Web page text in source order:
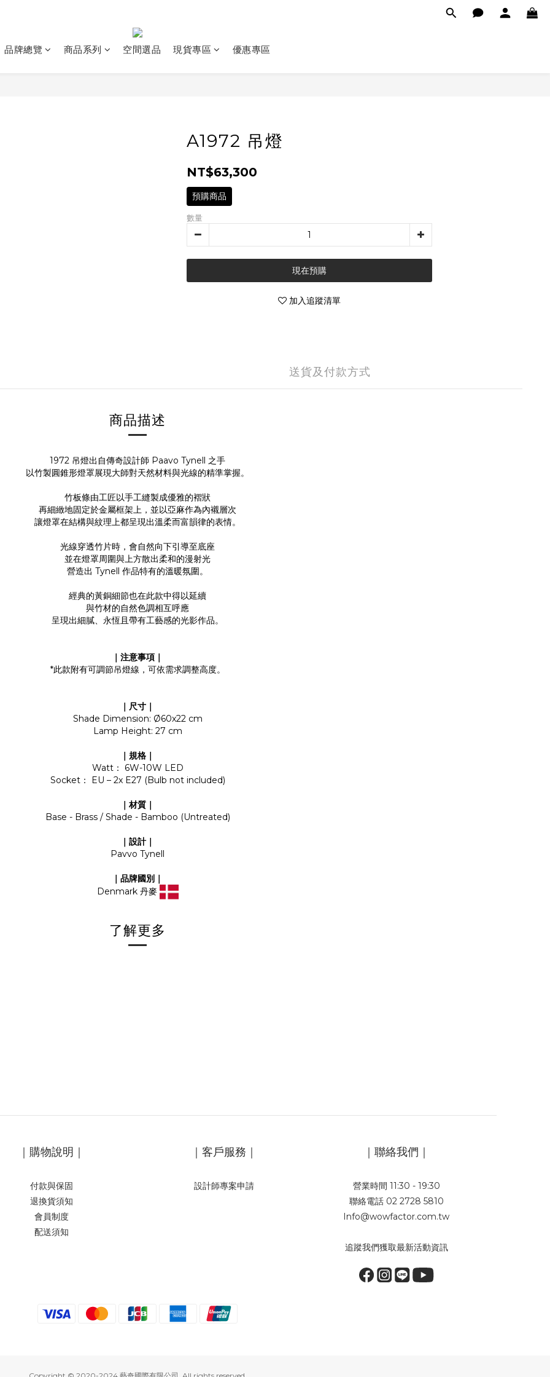
品牌總覽 商品系列 空間選品 現貨專區 優惠專區
A1972 吊燈
NT$63,300
預購商品
數量
現在預購
加入追蹤清單
送貨及付款方式
商品描述
1972 吊燈出自傳奇設計師 Paavo Tynell 之手
以竹製圓錐形燈罩展現大師對天然材料與光線的精準掌握。
竹板條由工匠以手工縫製成優雅的褶狀
再細緻地固定於金屬框架上，並以亞麻作為內襯層次
讓燈罩在結構與紋理上都呈現出溫柔而富韻律的表情。
光線穿透竹片時，會自然向下引導至底座
並在燈罩周圍與上方散出柔和的漫射光
營造出 Tynell 作品特有的溫暖氛圍。
經典的黃銅細節也在此款中得以延續
與竹材的自然色調相互呼應
呈現出細膩、永恆且帶有工藝感的光影作品。
｜注意事項｜
*此款附有可調節吊燈線，可依需求調整高度。
｜尺寸｜
Shade Dimension: Ø60x22 cm
Lamp Height: 27 cm
｜規格｜
Watt： 6W-10W LED
Socket： EU – 2x E27 (Bulb not included)
｜材質｜
Base - Brass / Shade - Bamboo (Untreated)
｜設計｜
Pavvo Tynell
｜品牌國別｜
Denmark 丹麥
了解更多
｜購物說明｜
付款與保固
退換貨須知
會員制度
配送須知
｜客戶服務｜
設計師專案申請
｜聯絡我們｜
營業時間 11:30 - 19:30
聯絡電話 02 2728 5810
Info@wowfactor.com.tw
追蹤我們獲取最新活動資訊